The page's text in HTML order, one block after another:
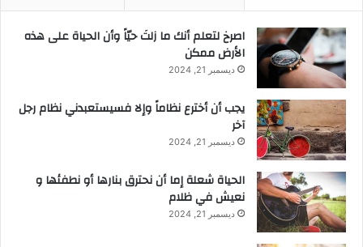
‫اصرخ لتعلم أنك ما زلتَ حيّاً وأن الحياة على هذه
الأرض ممكن
ديسمبر 21, 2024
يجب أن أخترع نظاماً وإلا فسيستعبدني نظام رجل
آخر
ديسمبر 21, 2024
الحياة شعلة إما أن نحترق بنارها أو نطفئها و
نعيش في ظلام
ديسمبر 21, 2024